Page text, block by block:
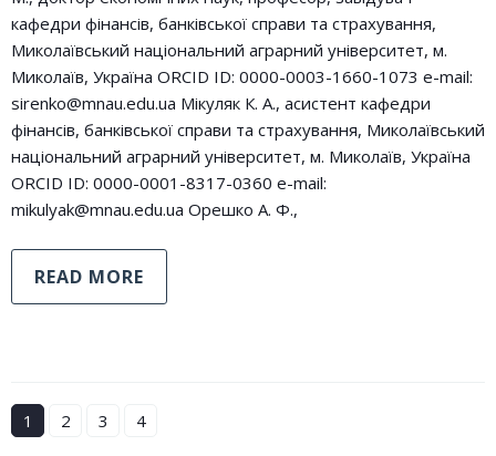
кафедри фінансів, банківської справи та страхування,
Миколаївський національний аграрний університет, м.
Миколаїв, Україна ORCID ID: 0000-0003-1660-1073 e-mail:
sirenko@mnau.edu.ua Мікуляк К. А., асистент кафедри
фінансів, банківської справи та страхування, Миколаївський
національний аграрний університет, м. Миколаїв, Україна
ORCID ID: 0000-0001-8317-0360 e-mail:
mikulyak@mnau.edu.ua Орешко А. Ф.,
READ MORE
1 2 3 4